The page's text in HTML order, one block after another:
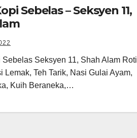
Sebelas – Seksyen 11,
Sebelas Seksyen 11, Shah Alam Roti
Lemak, Teh Tarik, Nasi Gulai Ayam,
Kuih Beraneka,…